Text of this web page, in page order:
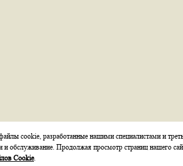
cookie, разработанные нашими специалистами и
и обслуживание. Продолжая просмотр страниц нашего
Cookie.